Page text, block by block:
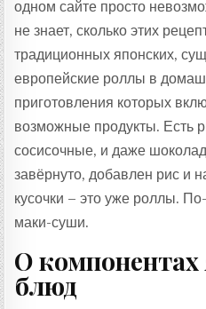
одном сайте просто
не знает, сколько этих
традиционных японских,
европейские роллы в
приготовления которых
возможные продукты.
сосисочные, и даже
завёрнуто, добавлен рис и
кусочки – это уже роллы.
маки-суши.
О компонентах
блюд